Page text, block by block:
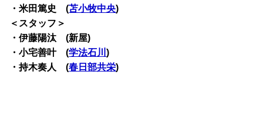
・米田篤史 (苫小牧中央)
＜スタッフ＞
・伊藤陽汰 (新屋)
・小宅善叶 (学法石川)
・持木奏人 (春日部共栄)